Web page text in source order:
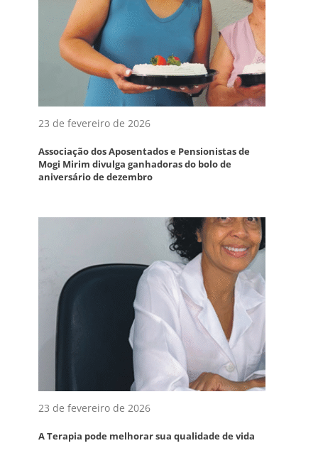
23 de fevereiro de 2026
Associação dos Aposentados e Pensionistas de
Mogi Mirim divulga ganhadoras do bolo de
aniversário de dezembro
23 de fevereiro de 2026
A Terapia pode melhorar sua qualidade de vida